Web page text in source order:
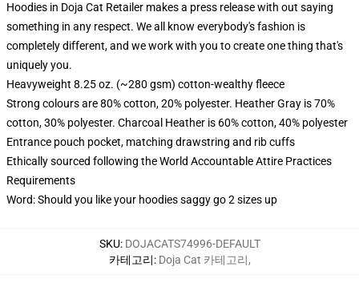
Hoodies in Doja Cat Retailer makes a press release with out saying
something in any respect. We all know everybody's fashion is
completely different, and we work with you to create one thing that's
uniquely you.
Heavyweight 8.25 oz. (~280 gsm) cotton-wealthy fleece
Strong colours are 80% cotton, 20% polyester. Heather Gray is 70%
cotton, 30% polyester. Charcoal Heather is 60% cotton, 40% polyester
Entrance pouch pocket, matching drawstring and rib cuffs
Ethically sourced following the World Accountable Attire Practices
Requirements
Word: Should you like your hoodies saggy go 2 sizes up
SKU: DOJACATS74996-DEFAULT
카테고리: Doja Cat 카테고리,